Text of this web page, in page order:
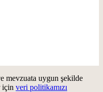
mevzuata uygun şekilde
için veri politikamızı